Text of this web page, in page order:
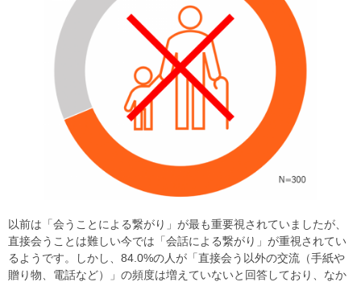
以前は「会うことによる繋がり」が最も重要視されていましたが、
直接会うことは難しい今では「会話による繋がり」が重視されてい
るようです。しかし、84.0%の人が「直接会う以外の交流（手紙や
贈り物、電話など）」の頻度は増えていないと回答しており、なか